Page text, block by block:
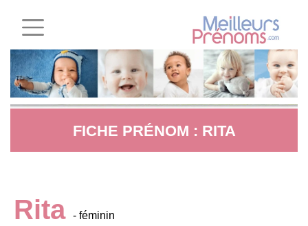
FICHE PRÉNOM : RITA
Rita - féminin